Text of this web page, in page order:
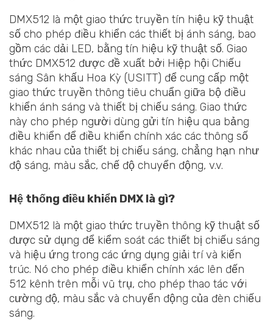
DMX512 là một giao thức truyền tín hiệu kỹ thuật
số cho phép điều khiển các thiết bị ánh sáng, bao
gồm các dải LED, bằng tín hiệu kỹ thuật số. Giao
thức DMX512 được đề xuất bởi Hiệp hội Chiếu
sáng Sân khấu Hoa Kỳ (USITT) để cung cấp một
giao thức truyền thông tiêu chuẩn giữa bộ điều
khiển ánh sáng và thiết bị chiếu sáng. Giao thức
này cho phép người dùng gửi tín hiệu qua bảng
điều khiển để điều khiển chính xác các thông số
khác nhau của thiết bị chiếu sáng, chẳng hạn như
độ sáng, màu sắc, chế độ chuyển động, v.v.
Hệ thống điều khiển DMX là gì?
DMX512 là một giao thức truyền thông kỹ thuật số
được sử dụng để kiểm soát các thiết bị chiếu sáng
và hiệu ứng trong các ứng dụng giải trí và kiến
trúc. Nó cho phép điều khiển chính xác lên đến
512 kênh trên mỗi vũ trụ, cho phép thao tác với
cường độ, màu sắc và chuyển động của đèn chiếu
sáng.